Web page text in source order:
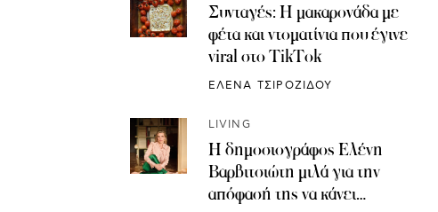
Συνταγές: H μακαρονάδα με
φέτα και ντοματίνια που έγινε
viral στο TikTok
ΕΛΕΝΑ ΤΣΙΡΟΖΙΔΟΥ
LIVING
Η δημοσιογράφος Ελένη
Βαρβιτσιώτη μιλά για την
απόφασή της να κάνει